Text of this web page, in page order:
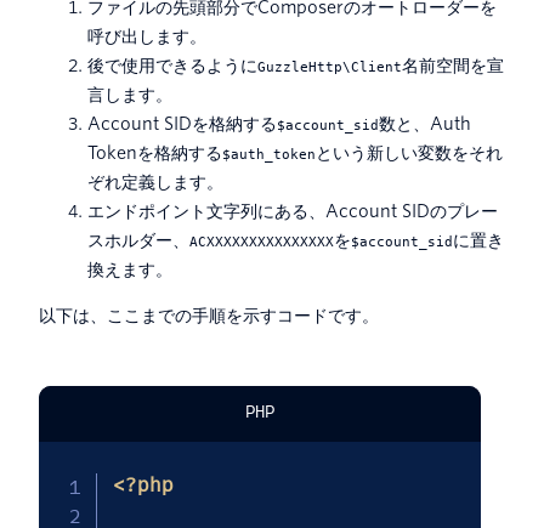
ファイルの先頭部分でComposerのオートローダーを
呼び出します。
後で使用できるようにGuzzleHttp\Client名前空間を宣
言します。
Account SIDを格納する$account_sid数と、Auth
Tokenを格納する$auth_token という新しい変数をそれ
ぞれ定義します。
エンドポイント文字列にある、Account SIDのプレー
スホルダー、 ACXXXXXXXXXXXXXXXを$account_sid に置き
換えます。
以下は、ここまでの手順を示すコードです。
PHP
<?php